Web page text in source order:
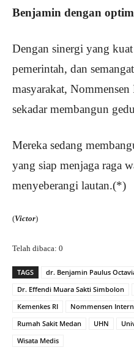
Benjamin dengan
Dengan sinergi yang
pemerintah, dan
masyarakat,
sekadar membangun
Mereka sedang
yang siap menjaga raga
menyeberangi lautan.(*)
(Victor)
Telah dibaca: 0
TAGS
dr. Benjamin Paulus
Dr. Effendi Muara Sakti Simbolon
Kemenkes RI
Nommensen
Rumah Sakit Medan
UHN
Wisata Medis